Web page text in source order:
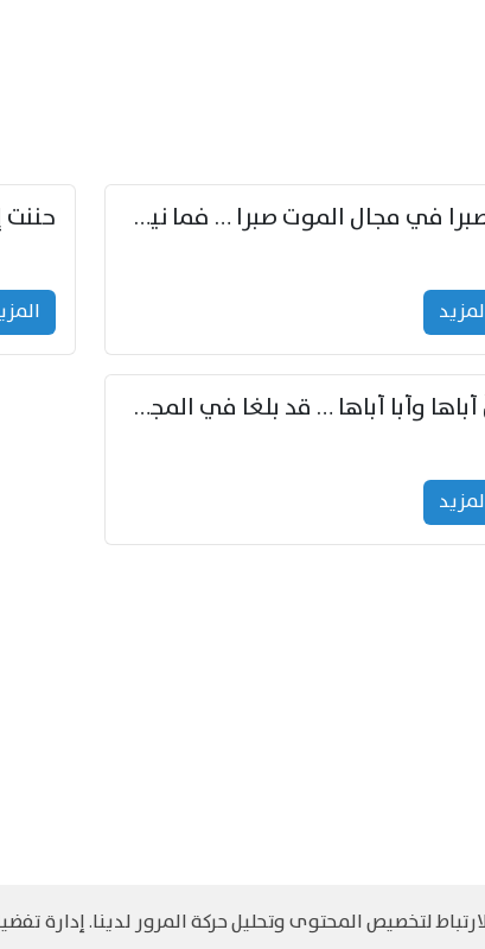
فصبرا في مجال الموت صبرا … فما نيل الخلود بمستطاع
إنّ أباها وأبا أباها … قد بلغا في المجد غايتاها
والنشر مرجح جميع الحقوق محفوظةسياسة و الخصوصية
لتخصيص المحتوى وتحليل حركة المرور لدينا. إدارة